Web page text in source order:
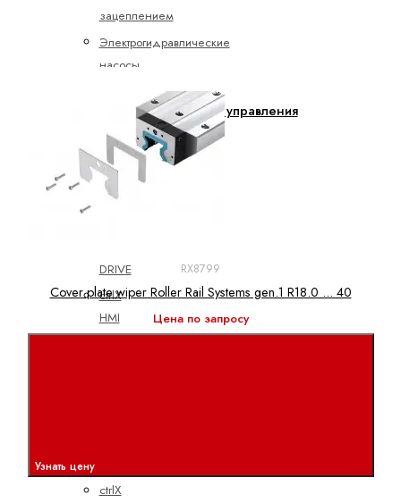
зацеплением
Электрогидравлические
насосы
Электроприводы и системы управления
ctrlX
АВТОМАТИЗАЦИЯ
ctrlX
DRIVE
ctrlX
HMI
ctrlX
RX8799
Cover plate wiper Roller Rail Systems gen.1 R18.0 ... 40
Цена по запросу
Узнать цену